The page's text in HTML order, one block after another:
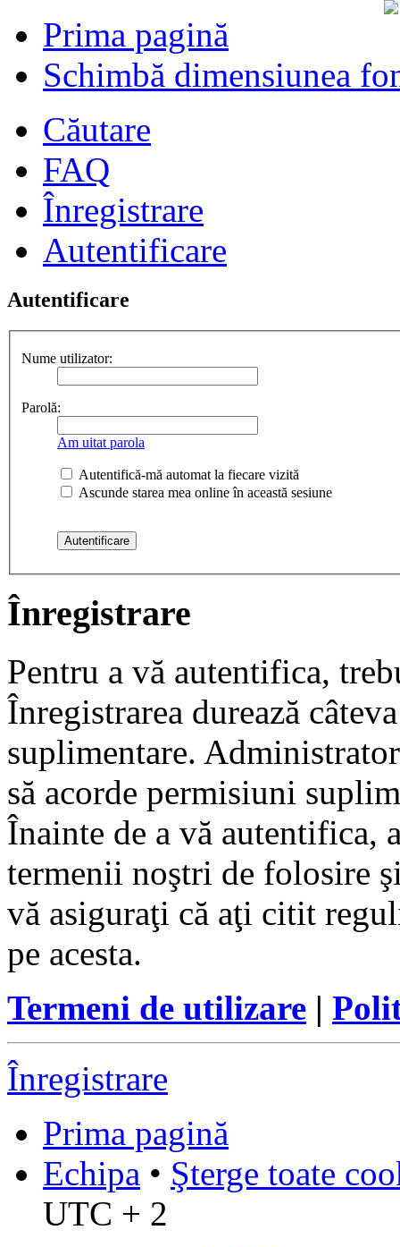
Prima pagină
Schimbă dimensiunea
Căutare
FAQ
Înregistrare
Autentificare
Autentificare
Nume utilizator:
Parolă:
Am uitat parola
Autentifică-mă automat la fiecare vizită
Ascunde starea mea online în această sesiune
Înregistrare
Pentru a vă autentifica,
Înregistrarea durează
suplimentare.
să acorde permisiuni
Înainte de a vă autentifica,
termenii noştri de folosire
vă asiguraţi că aţi citit
pe acesta.
Termeni de utilizare |
Înregistrare
Prima pagină
Echipa • Şterge toate
UTC + 2